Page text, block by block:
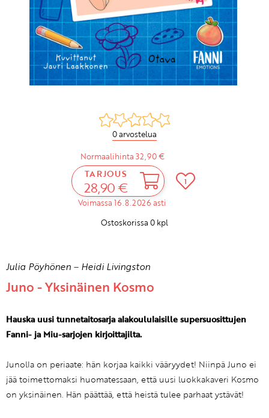
0 arvostelua
Normaalihinta 32,90 €
TARJOUS
28,90 €
Voimassa 16.8.2026 asti
1
Ostoskorissa 0 kpl
Julia Pöyhönen – Heidi Livingston
Juno - Yksinäinen Kosmo
Hauska uusi tunnetaitosarja alakoululaisille supersuosittujen
Fanni- ja Miu-sarjojen kirjoittajilta.
Junolla on periaate: hän korjaa kaikki vääryydet! Niinpä Juno ei
jää toimettomaksi huomatessaan, että uusi luokkakaveri Kosmo
on yksinäinen. Hän päättää, että heistä tulee parhaat ystävät!